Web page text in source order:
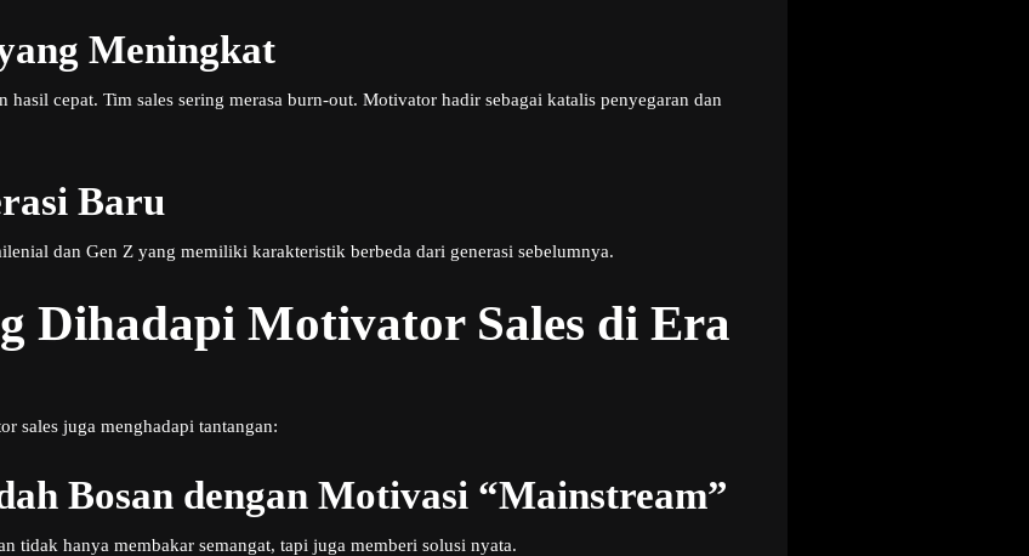
Meningkat
hasil cepat. Tim sales sering merasa burn-out. Motivator hadir sebagai katalis penyegaran dan
Baru
dan Gen Z yang memiliki karakteristik berbeda dari generasi sebelumnya.
Dihadapi Motivator Sales di Era
sales juga menghadapi tantangan:
Bosan dengan Motivasi “Mainstream”
tidak hanya membakar semangat, tapi juga memberi solusi nyata.